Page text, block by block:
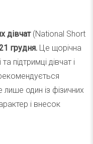
дівчат(National Short
грудня. Це щорічна
підтримці дівчат і
один із фізичних
і внесок